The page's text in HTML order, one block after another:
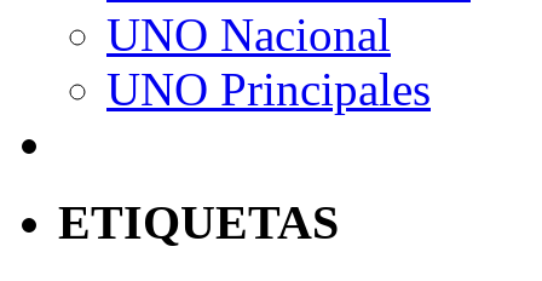
UNO Nacional
UNO Principales
ETIQUETAS